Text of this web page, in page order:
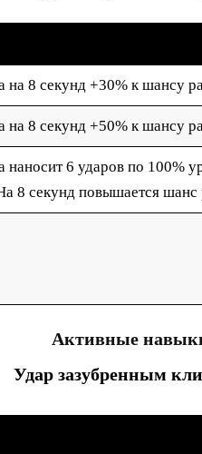
8 секунд +30% к шансу
8 секунд +50% к шансу
наносит 6 ударов по 100%
8 секунд повышается шанс
Активные
Удар зазубренным